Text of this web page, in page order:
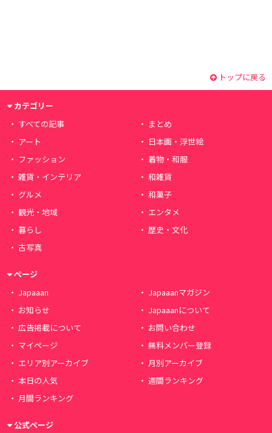
トップに戻る
カテゴリー
すべての記事
まとめ
アート
日本画・浮世絵
ファッション
着物・和服
雑貨・インテリア
和雑貨
グルメ
和菓子
観光・地域
エンタメ
暮らし
歴史・文化
古写真
ページ
Japaaan
Japaaanマガジン
お知らせ
Japaaanについて
広告掲載について
お問い合わせ
マイページ
無料メンバー登録
エリア別アーカイブ
月別アーカイブ
本日の人気
週間ランキング
月間ランキング
公式ページ